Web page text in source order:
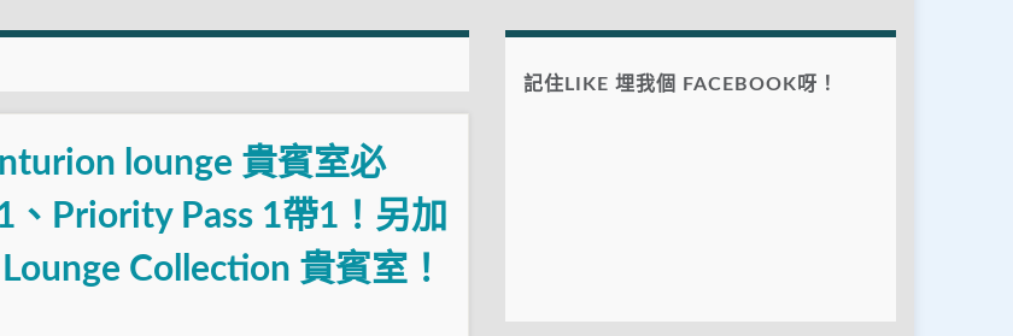
lounge 貴賓室必
Priority Pass 1帶1！另加
Collection 貴賓室！
記住LIKE 埋我個 FACEBOOK呀！